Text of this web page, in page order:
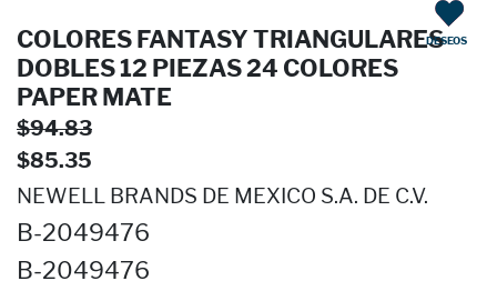
COLORES FANTASY TRIANGULARES
DOBLES 12 PIEZAS 24 COLORES
PAPER MATE
$94.83
$85.35
NEWELL BRANDS DE MEXICO S.A. DE C.V.
B-2049476
B-2049476
DESEOS